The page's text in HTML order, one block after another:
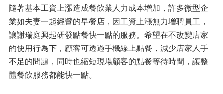
隨著基本工資上漲造成餐飲業人力成本增加，許多微型企
業如夫妻一起經營的早餐店，因工資上漲無力增聘員工，
讓謝瑞庭興起研發點餐快一點的服務。希望在不改變店家
的使用行為下，顧客可透過手機線上點餐，減少店家人手
不足的問題，同時也縮短現場顧客的點餐等待時間，讓整
體餐飲服務都能快一點。